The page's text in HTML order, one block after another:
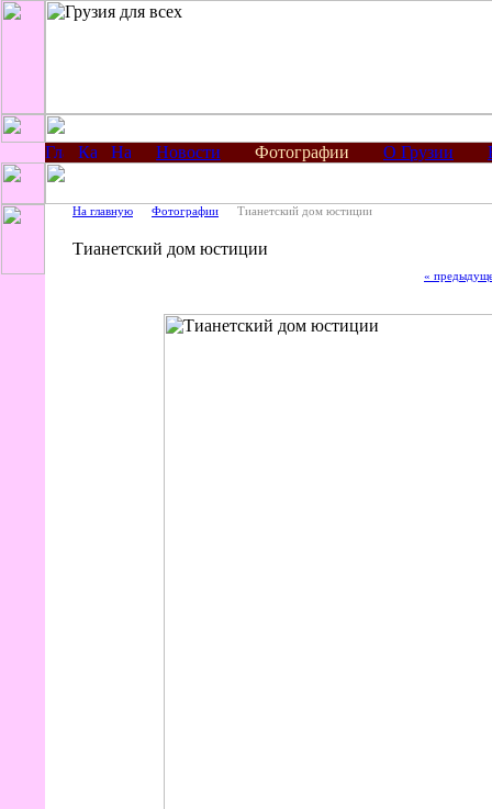
Новости Фотографии О Грузии
На главную Фотографии Тианетский дом юстиции
Тианетский дом юстиции
«